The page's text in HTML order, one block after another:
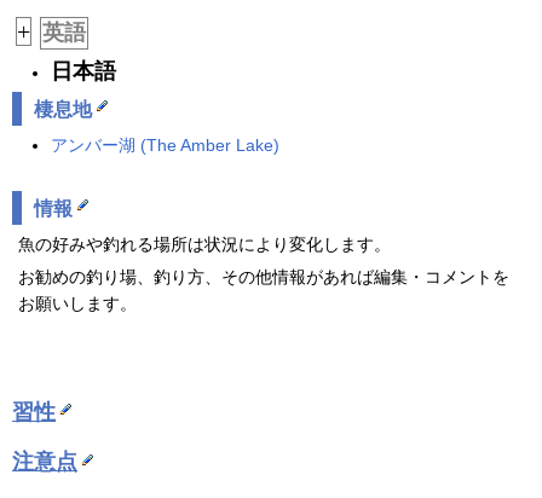
+ 英語
日本語
棲息地
アンバー湖 (The Amber Lake)
情報
魚の好みや釣れる場所は状況により変化します。
お勧めの釣り場、釣り方、その他情報があれば編集・コメントを
お願いします。
習性
注意点